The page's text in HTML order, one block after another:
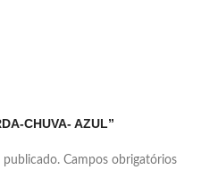
CHUVA- AZUL”
publicado. Campos obrigatórios